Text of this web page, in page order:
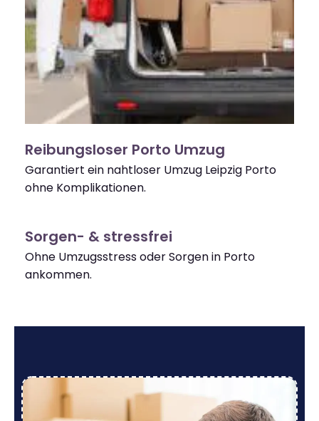
Reibungsloser Porto Umzug
Garantiert ein nahtloser Umzug Leipzig Porto
ohne Komplikationen.
Sorgen- & stressfrei
Ohne Umzugsstress oder Sorgen in Porto
ankommen.